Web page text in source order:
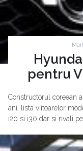
pentru
Constructorul coreean
ani, lista viitoarelor
i20 si i30 dar si rivali